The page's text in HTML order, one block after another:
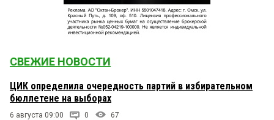
СВЕЖИЕ НОВОСТИ
ЦИК определила очередность партий в избирательном
бюллетене на выборах
6 августа 09:00 0 67